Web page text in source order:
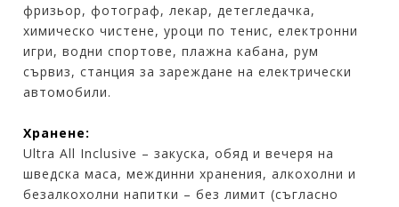
фризьор, фотограф, лекар, детегледачка,
химическо чистене, уроци по тенис, електронни
игри, водни спортове, плажна кабана, рум
сървиз, станция за зареждане на електрически
автомобили.
Хранене:
Ultra All Inclusive – закуска, обяд и вечеря на
шведска маса, междинни хранения, алкохолни и
безалкохолни напитки – без лимит (съгласно